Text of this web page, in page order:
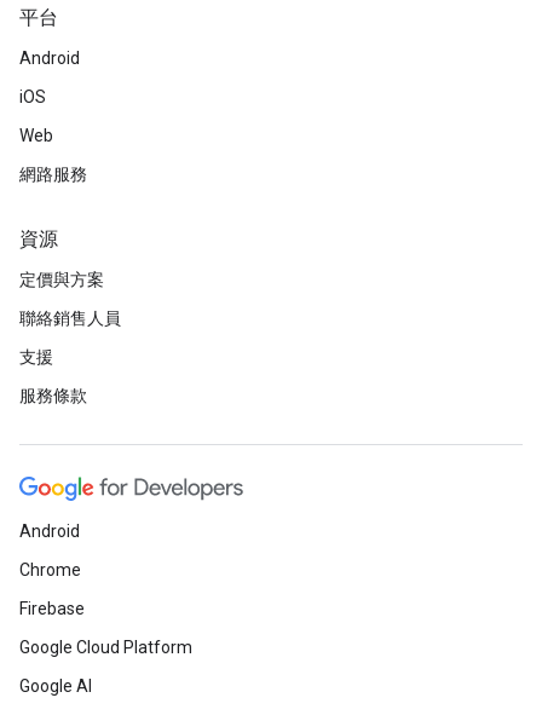
平台
Android
iOS
Web
網路服務
資源
定價與方案
聯絡銷售人員
支援
服務條款
Android
Chrome
Firebase
Google Cloud Platform
Google AI